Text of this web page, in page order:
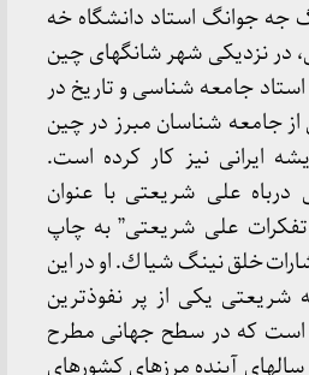
جه جوانگ استاد دانشگاه خه
در نزدیکی شهر شانگهای چین
جامعه شناسی و تاریخ در
جامعه شناسان مبرز در چین
ایرانی نیز کار کرده است.
درباه علی شریعتی با عنوان
علی شریعتی” به چاپ
خلق نینگ شیا ك. او در این
شریعتی یکی از پر نفوذترین
است که در سطح جهانی مطرح
آینده مرزهای کشورهای